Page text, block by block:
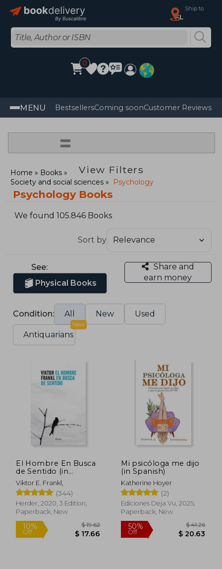
Ship to
FL
0
MENU BestsellersComing soonCustomer Reviews
=
View Filters
Home
Books
Society and social sciences
Psychology
Psychology Books
We found 105.846 Books
Sort by
See:
Physical Books
Share and
earn money
Condition: All New Used
Antiquarians
New
El Hombre En Busca
de Sentido (in
Spanish)
Viktor E. Frankl,
(344)
Herder, 2020, 3 Edition,
Paperback, New
Mi psicóloga me dijo
(in Spanish)
Katherine Hoyer
(2)
Ediciones Deja Vu, 2025,
Paperback, New